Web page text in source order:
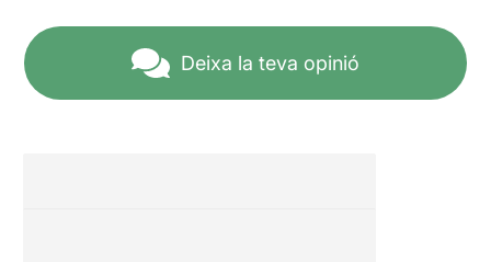
Deixa la teva opinió